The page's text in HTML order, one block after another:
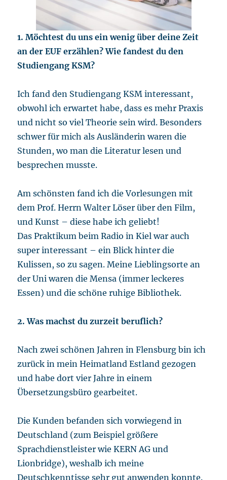
1. Möchtest du uns ein wenig über deine Zeit
an der EUF erzählen? Wie fandest du den
Studiengang KSM?
Ich fand den Studiengang KSM interessant,
obwohl ich erwartet habe, dass es mehr Praxis
und nicht so viel Theorie sein wird. Besonders
schwer für mich als Ausländerin waren die
Stunden, wo man die Literatur lesen und
besprechen musste.
Am schönsten fand ich die Vorlesungen mit
dem Prof. Herrn Walter Löser über den Film,
und Kunst – diese habe ich geliebt!
Das Praktikum beim Radio in Kiel war auch
super interessant – ein Blick hinter die
Kulissen, so zu sagen. Meine Lieblingsorte an
der Uni waren die Mensa (immer leckeres
Essen) und die schöne ruhige Bibliothek.
2. Was machst du zurzeit beruflich?
Nach zwei schönen Jahren in Flensburg bin ich
zurück in mein Heimatland Estland gezogen
und habe dort vier Jahre in einem
Übersetzungsbüro gearbeitet.
Die Kunden befanden sich vorwiegend in
Deutschland (zum Beispiel größere
Sprachdienstleister wie KERN AG und
Lionbridge), weshalb ich meine
Deutschkenntisse sehr gut anwenden konnte.